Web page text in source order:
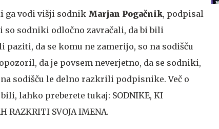
ga vodi višji sodnik Marjan Pogačnik, podpisal
so sodniki odločno zavračali, da bi bili
da se komu ne zamerijo, so na sodišču
da je povsem neverjetno, da se sodniki,
sodišču le delno razkrili podpisnike. Več o
lahko preberete tukaj: SODNIKE, KI
RAZKRITI SVOJA IMENA.